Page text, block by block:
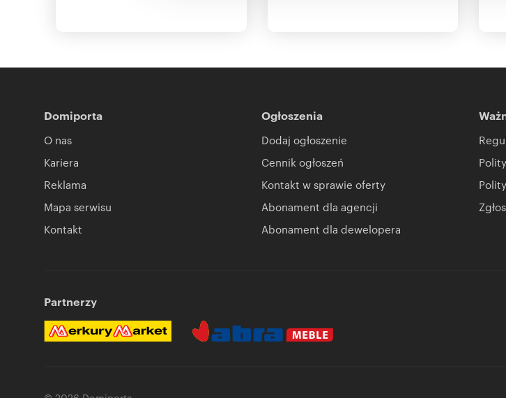
Domiporta
O nas
Kariera
Reklama
Mapa serwisu
Kontakt
Ogłoszenia
Dodaj ogłoszenie
Cennik ogłoszeń
Kontakt w sprawie oferty
Abonament dla agencji
Abonament dla dewelopera
Partnerzy